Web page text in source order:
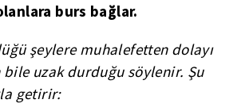
burs bağlar.
şeylere muhalefetten dolayı
uzak durduğu söylenir. Şu
getirir: